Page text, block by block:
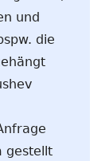
und
die
gestellt